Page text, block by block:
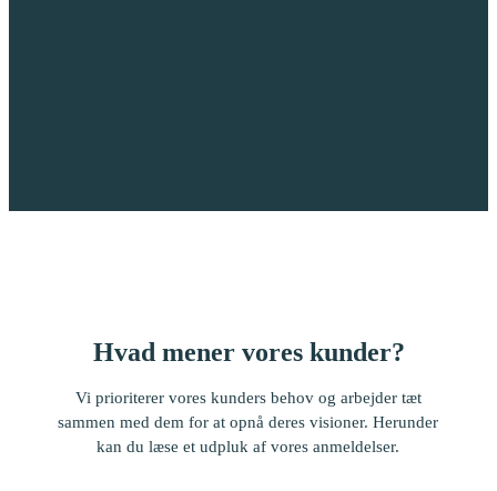
Hvad mener vores kunder?
Vi prioriterer vores kunders behov og arbejder tæt
sammen med dem for at opnå deres visioner. Herunder
kan du læse et udpluk af vores anmeldelser.